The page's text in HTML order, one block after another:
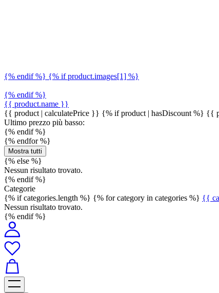
{% endif %} {% if product.images[1] %}
{% endif %}
{{ product.name }}
{{ product | calculatePrice }} {% if product | hasDiscount %} {{
Ultimo prezzo più basso:
{% endif %}
{% endfor %}
Mostra tutti
{% else %}
Nessun risultato trovato.
{% endif %}
Categorie
{% if categories.length %} {% for category in categories %} {{
Nessun risultato trovato.
{% endif %}